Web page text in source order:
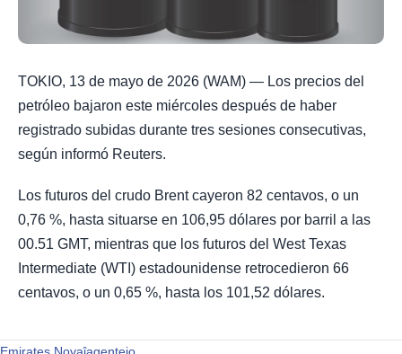
TOKIO, 13 de mayo de 2026 (WAM) — Los precios del
petróleo bajaron este miércoles después de haber
registrado subidas durante tres sesiones consecutivas,
según informó Reuters.
Los futuros del crudo Brent cayeron 82 centavos, o un
0,76 %, hasta situarse en 106,95 dólares por barril a las
00.51 GMT, mientras que los futuros del West Texas
Intermediate (WTI) estadounidense retrocedieron 66
centavos, o un 0,65 %, hasta los 101,52 dólares.